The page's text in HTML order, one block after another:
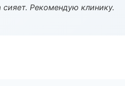
Рекомендую клинику.